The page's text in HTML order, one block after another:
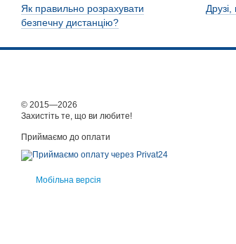
Як правильно розрахувати
безпечну дистанцію?
© 2015—2026
Захистіть те, що ви любите!
Приймаємо до оплати
Мобільна версія